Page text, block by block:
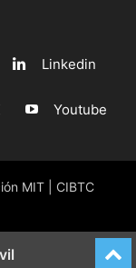
Linkedin
Youtube
MIT | CIBTC